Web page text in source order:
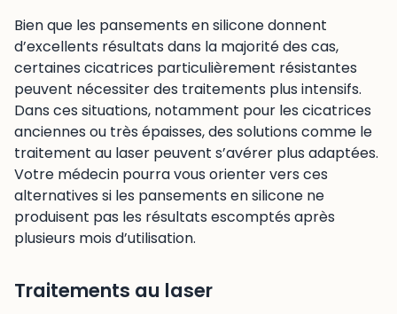
Bien que les pansements en silicone donnent
d’excellents résultats dans la majorité des cas,
certaines cicatrices particulièrement résistantes
peuvent nécessiter des traitements plus intensifs.
Dans ces situations, notamment pour les cicatrices
anciennes ou très épaisses, des solutions comme le
traitement au laser peuvent s’avérer plus adaptées.
Votre médecin pourra vous orienter vers ces
alternatives si les pansements en silicone ne
produisent pas les résultats escomptés après
plusieurs mois d’utilisation.
Traitements au laser